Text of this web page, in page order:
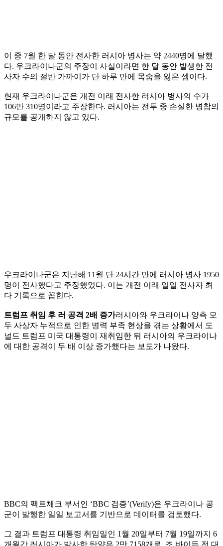
이 중 7월 한 달 동안 전사한 러시아 병사는 약 2440명에 달했
다. 우크라이나군의 주장이 사실이라면 한 달 동안 발생한 전
사자 수의 절반 가까이가 단 하루 만에 목숨을 잃은 셈이다.
현재 우크라이나군은 개전 이래 전사한 러시아 병사의 수가
106만 310명이라고 주장한다. 러시아는 전투 중 손실한 병참의
규모를 공개하지 않고 있다.
우크라이나군은 지난해 11월 단 24시간 만에 러시아 병사 1950
명이 전사했다고 주장했었다. 이는 개전 이래 일일 전사자 최
다 기록으로 꼽힌다.
트럼프 취임 후 러 공격 2배 증가러시아와 우크라이나 양측 모
두 사상자 누적으로 인한 병력 부족 현상을 겪는 상황에서 도
널드 트럼프 미국 대통령이 재취임한 뒤 러시아의 우크라이나
에 대한 공격이 두 배 이상 증가했다는 보도가 나왔다.
BBC의 팩트체크 부서인 ‘BBC 검증’(Verify)은 우크라이나 공
군이 발행한 일일 보고서를 기반으로 데이터를 검토했다.
그 결과 트럼프 대통령 취임일인 1월 20일부터 7월 19일까지 6
개월간 러시아가 발사한 탄약은 2만 7158개로, 조 바이든 전 대